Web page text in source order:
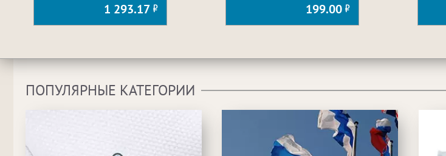
1 293.17 199.00
ПОПУЛЯРНЫЕ КАТЕГОРИИ